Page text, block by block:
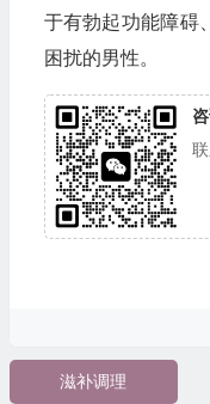
于有勃起功能障碍
困扰的男性。
滋补调理